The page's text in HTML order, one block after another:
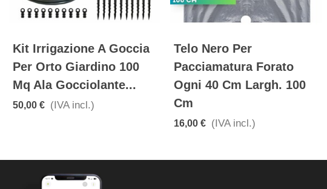
Manicotto A
Compressione PN16 Per
Tubo In Polietilene
1,80 € (IVA incl.)
Telo Nero Per
Pacciamatura Forato
Ogni 50 Cm Largh. 100
16,00 € (IVA incl.)